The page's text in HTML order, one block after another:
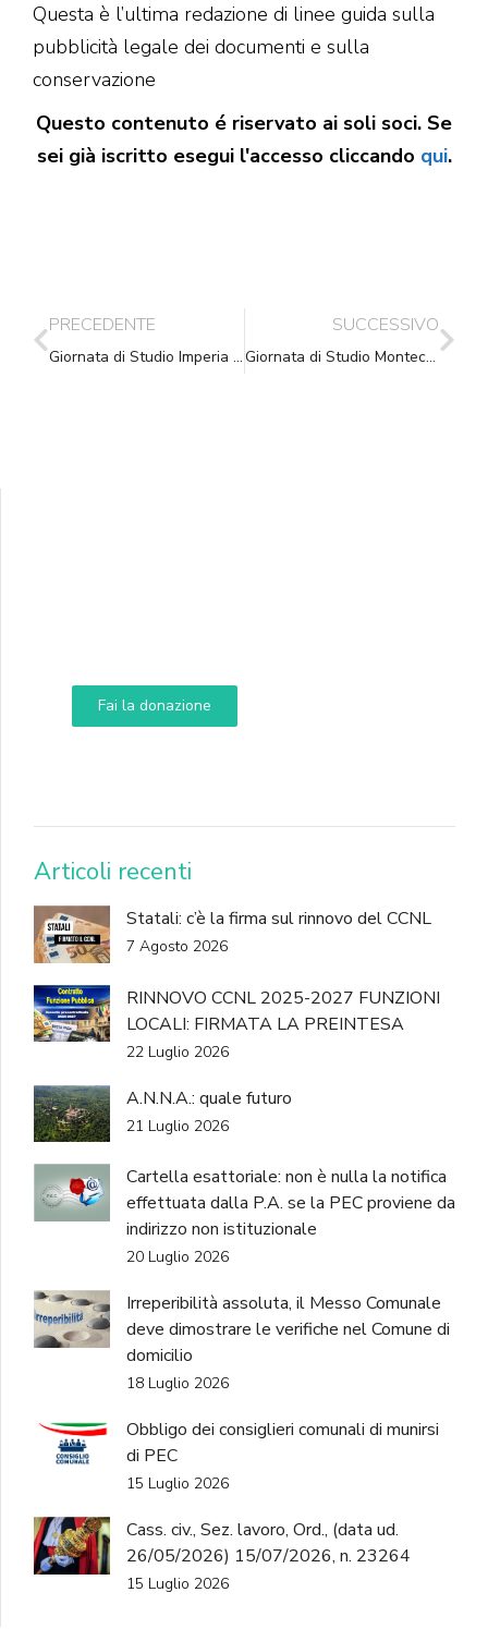
Questa è l’ultima redazione di linee guida sulla
pubblicità legale dei documenti e sulla
conservazione
Questo contenuto é riservato ai soli soci. Se
sei già iscritto esegui l'accesso cliccando qui.
PRECEDENTE
Giornata di Studio Imperia – 10.03.2017
SUCCESSIVO
Giornata di Studio Montecchio Emilia (RE) – 15.03.2017
Fai la donazione
DONA
Articoli recenti
Statali: c’è la firma sul rinnovo del CCNL
7 Agosto 2026
RINNOVO CCNL 2025-2027 FUNZIONI
LOCALI: FIRMATA LA PREINTESA
22 Luglio 2026
A.N.N.A.: quale futuro
21 Luglio 2026
Cartella esattoriale: non è nulla la notifica
effettuata dalla P.A. se la PEC proviene da
indirizzo non istituzionale
20 Luglio 2026
Irreperibilità assoluta, il Messo Comunale
deve dimostrare le verifiche nel Comune di
domicilio
18 Luglio 2026
Obbligo dei consiglieri comunali di munirsi
di PEC
15 Luglio 2026
Cass. civ., Sez. lavoro, Ord., (data ud.
26/05/2026) 15/07/2026, n. 23264
15 Luglio 2026